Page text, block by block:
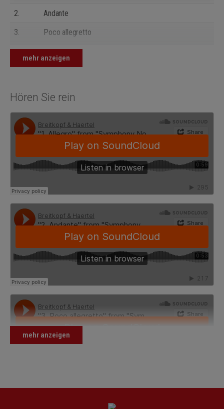
2.
Andante
3.
Poco allegretto
4.
Allegro – Un poco sostenuto
mehr anzeigen
Hören Sie rein
mehr anzeigen